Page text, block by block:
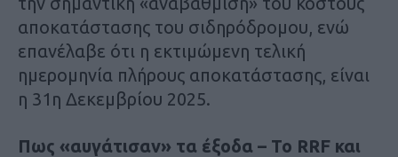
αποκατάστασης του σιδηρόδρομου, ενώ
επανέλαβε ότι η εκτιμώμενη τελική
ημερομηνία πλήρους αποκατάστασης, είναι
η 31η Δεκεμβρίου 2025.
Πως «αυγάτισαν» τα έξοδα – Το RRF και